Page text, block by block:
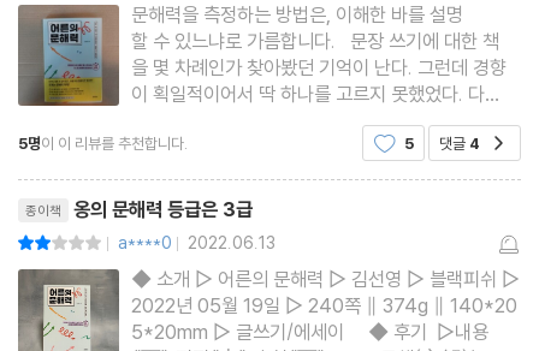
문해력을 측정하는 방법은, 이해한 바를 설명
할 수 있느냐로 가름합니다. 문장 쓰기에 대한 책
을 몇 차례인가 찾아봤던 기억이 난다. 그런데 경향
이 획일적이어서 딱 하나를 고르지 못했었다. 다
들 너무 전투적으로 ‘글쓰기 잘 하려면’‘어떻게 하
면 내 프리젠테이션이 대성공하나’ 이런 기조 였었
와도 같이
5명이 이 리뷰를 추천합니다. 5 댓글 4
종이책 옹의 문해력 등급은 3급
| a****0 | 2022.06.13
◆ 소개 ▷ 어른의 문해력 ▷ 김선영 ▷ 블랙피쉬 ▷
2022년 05월 19일 ▷ 240쪽 ∥ 374g ∥ 140*20
5*20mm ▷ 글쓰기/에세이 ◆ 후기 ▷내용